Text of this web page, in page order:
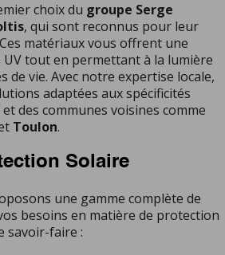
choix du groupe Serge
, qui sont reconnus pour leur
matériaux vous offrent une
tout en permettant à la lumière
de vie. Avec notre expertise locale,
adaptées aux spécificités
et des communes voisines comme
Toulon.
Solaire
une gamme complète de
besoins en matière de protection
savoir-faire :